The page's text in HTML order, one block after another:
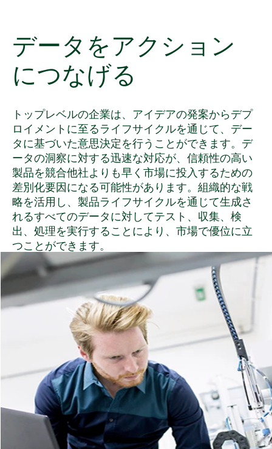
データ を アクション
につなげる
トップレベルの企業は、アイデアの発案からデプ
ロイメントに至るライフサイクルを通じて、デー
タに基づいた意思決定を行うことができます。デ
ータの洞察に対する迅速な対応が、信頼性の高い
製品を競合他社よりも早く市場に投入するための
差別化要因になる可能性があります。組織的な戦
略を活用し、製品ライフサイクルを通じて生成さ
れるすべてのデータに対してテスト、収集、検
出、処理を実行することにより、市場で優位に立
つことができます。